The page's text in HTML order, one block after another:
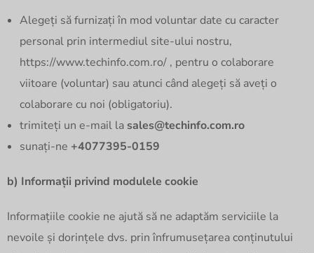
Alegeți să furnizați în mod voluntar date cu caracter
personal prin intermediul site-ului nostru,
https://www.techinfo.com.ro/ , pentru o colaborare
viitoare (voluntar) sau atunci când alegeți să aveți o
colaborare cu noi (obligatoriu).
trimiteți un e-mail la sales@techinfo.com.ro
sunați-ne +4077395-0159
b) Informații privind modulele cookie
Informațiile cookie ne ajută să ne adaptăm serviciile la
nevoile și dorințele dvs. prin înfrumusețarea conținutului